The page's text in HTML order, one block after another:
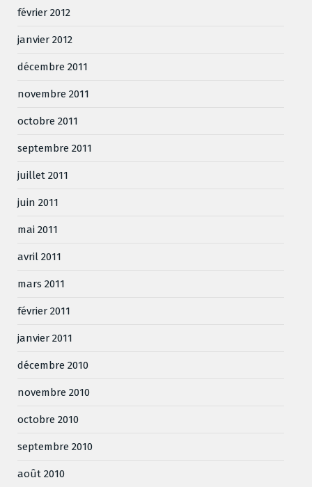
février 2012
janvier 2012
décembre 2011
novembre 2011
octobre 2011
septembre 2011
juillet 2011
juin 2011
mai 2011
avril 2011
mars 2011
février 2011
janvier 2011
décembre 2010
novembre 2010
octobre 2010
septembre 2010
août 2010